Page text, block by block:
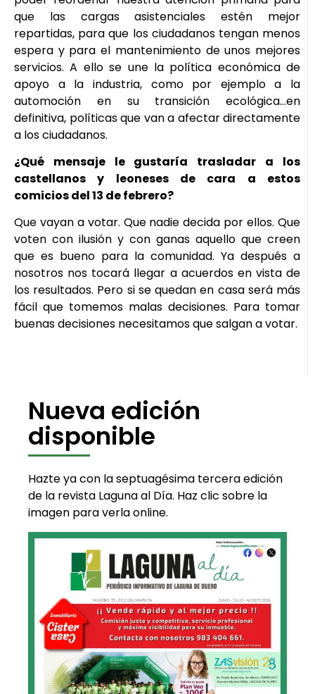
que las cargas asistenciales estén mejor
repartidas, para que los ciudadanos tengan menos
espera y para el mantenimiento de unos mejores
servicios. A ello se une la política económica de
apoyo a la industria, como por ejemplo a la
automoción en su transición ecológica…en
definitiva, políticas que van a afectar directamente
a los ciudadanos.
¿Qué mensaje le gustaría trasladar a los
castellanos y leoneses de cara a estos
comicios del 13 de febrero?
Que vayan a votar. Que nadie decida por ellos. Que
voten con ilusión y con ganas aquello que creen
que es bueno para la comunidad. Ya después a
nosotros nos tocará llegar a acuerdos en vista de
los resultados. Pero si se quedan en casa será más
fácil que tomemos malas decisiones. Para tomar
buenas decisiones necesitamos que salgan a votar.
Nueva edición
disponible
Hazte ya con la septuagésima tercera edición
de la revista Laguna al Día. Haz clic sobre la
imagen para verla online.